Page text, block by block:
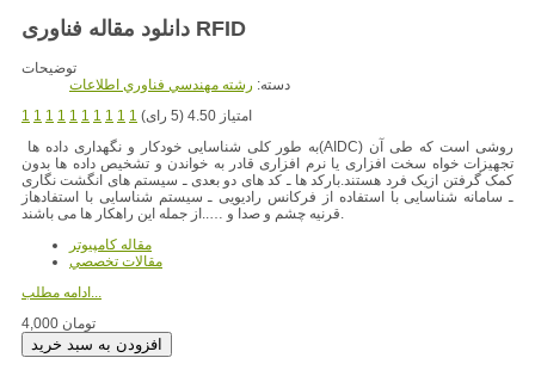
دانلود مقاله فناوری RFID
توضیحات
دسته: رشته مهندسي فناوري اطلاعات
1 1 1 1 1 1 1 1 1 1
امتیاز 4.50 (5 رای)
به طور کلی شناسایی خودکار و نگهداری داده ها(AIDC) روشی است که طی آن
تجهیزات خواه سخت افزاری یا نرم افزاری قادر به خواندن و تشخیص داده ها بدون
کمک گرفتن ازیک فرد هستند.بارکد ها ـ کد های دو بعدی ـ سیستم های انگشت نگاری
ـ سامانه شناسایی با استفاده از فرکانس رادیویی ـ سیستم شناسایی با استفادهاز
قرنیه چشم و صدا و …..از جمله این راهکار ها می باشند.
مقاله کامپیوتر
مقالات تخصصي
ادامه مطلب...
4,000 تومان